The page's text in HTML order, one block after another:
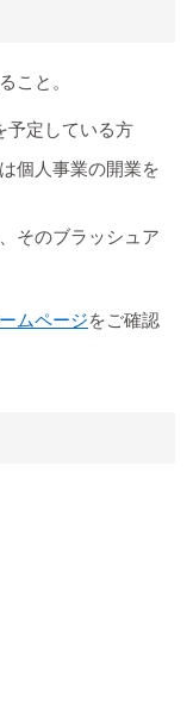
こと。
予定している方
個人事業の開業を
そのブラッシュア
ムページをご確認